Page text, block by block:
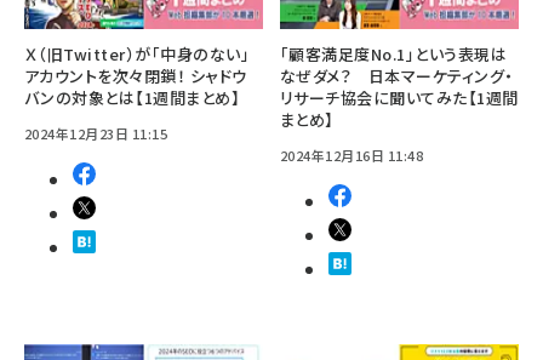
Ｘ（旧Twitter）が「中身のない」
アカウントを次々閉鎖！ シャドウ
バンの対象とは【1週間まとめ】
2024年12月23日 11:15
「顧客満足度No.1」という表現は
なぜダメ？ 日本マーケティング・
リサーチ協会に聞いてみた【1週間
まとめ】
2024年12月16日 11:48